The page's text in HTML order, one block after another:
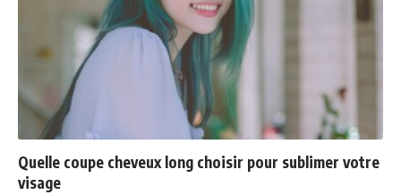
Quelle coupe cheveux long choisir pour sublimer votre
visage